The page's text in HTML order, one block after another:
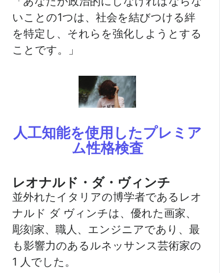
いことの1つは、社会を結びつける絆
を特定し、それらを強化しようとする
ことです。」
人工知能を使用したプレミア
ム性格検査
レオナルド・ダ・ヴィンチ
並外れたイタリアの博学者であるレオ
ナルド ダ ヴィンチは、優れた画家、
彫刻家、職人、エンジニアであり、最
も影響力のあるルネッサンス芸術家の
1 人でした。